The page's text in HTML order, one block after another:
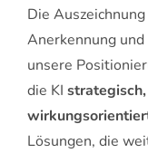
Die
Anerkennung
unsere
die KI
Lösungen, die